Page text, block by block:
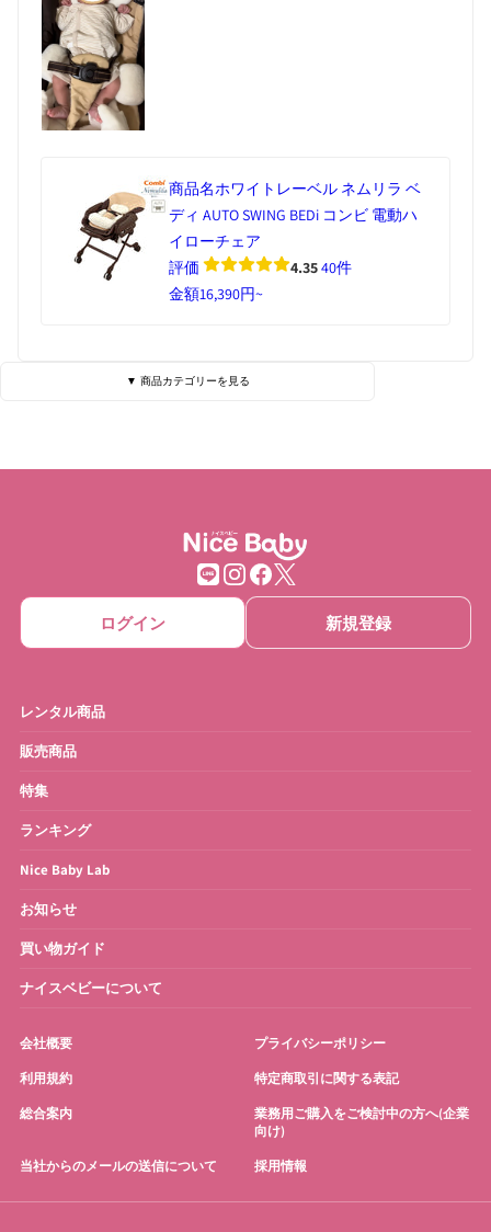
商品名ホワイトレーベル ネムリラ ベ
ディ AUTO SWING BEDi コンビ 電動ハ
イローチェア
評価
4.3540件
金額16,390円~
▼ 商品カテゴリーを見る
抱っこひも
ベビーサークル
ベビーバス
お宮参り・お祝い衣装
ログイン 新規登録
レンタル商品
販売商品
特集
ランキング
Nice Baby Lab
お知らせ
買い物ガイド
ナイスベビーについて
会社概要 プライバシーポリシー
利用規約 特定商取引に関する表記
総合案内
業務用ご購入をご検討中の方へ(企業
向け)
当社からのメールの送信について 採用情報